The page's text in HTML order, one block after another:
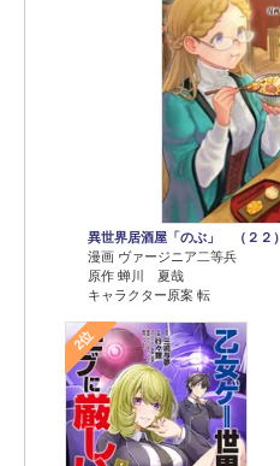
異世界居酒屋「のぶ」 （２２）
漫画 ヴァージニア二等兵
原作 蝉川 夏哉
キャラクター原案 転
2位